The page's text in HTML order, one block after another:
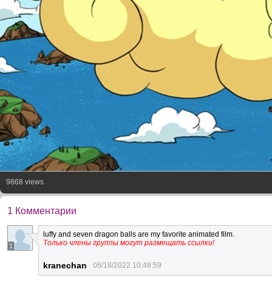
9868 views
1 Комментарии
1
luffy and seven dragon balls are my favorite animated film.
Только члены группы могут размещать ссылки!
kranechan 06/18/2022 10:48:59